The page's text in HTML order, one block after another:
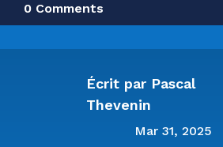
0 Comments
Écrit par Pascal
Thevenin
Mar 31, 2025